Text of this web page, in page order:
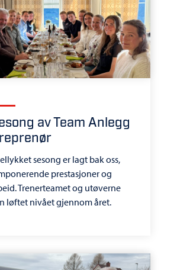
av Team Anlegg
sesong er lagt bak oss,
prestasjoner og
Trenerteamet og utøverne
løftet nivået gjennom året.